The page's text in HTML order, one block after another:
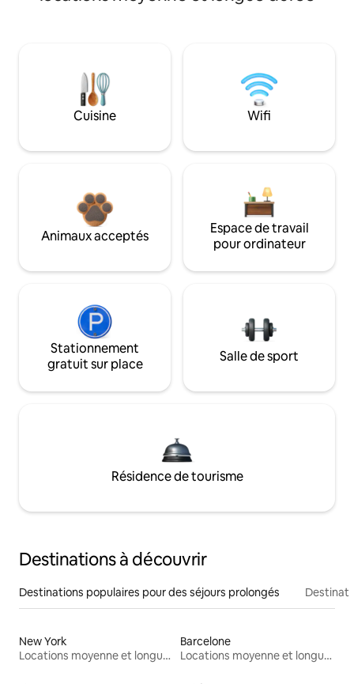
Cuisine Wifi
Animaux acceptés
Espace de travail
pour ordinateur
Stationnement
gratuit sur place
Salle de sport
Résidence de tourisme
Destinations à découvrir
Destinations populaires pour des séjours prolongés
New York
Locations moyenne et longue durée
Barcelone
Locations moyenne et longue durée